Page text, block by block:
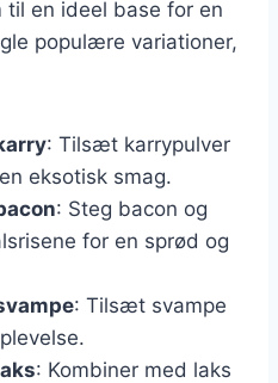
til en ideel base for en
populære variationer,
: Tilsæt karrypulver
eksotisk smag.
: Steg bacon og
for en sprød og
: Tilsæt svampe
: Kombiner med laks